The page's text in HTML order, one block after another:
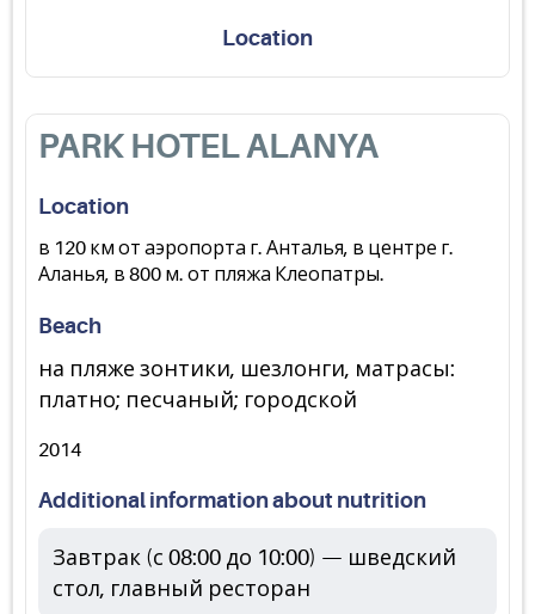
Location
PARK HOTEL ALANYA
Location
в 120 км от аэропорта г. Анталья, в центре г.
Аланья, в 800 м. от пляжа Клеопатры.
Beach
на пляже зонтики, шезлонги, матрасы:
платно; песчаный; городской
2014
Additional information about nutrition
Завтрак (с 08:00 до 10:00) — шведский
стол, главный ресторан